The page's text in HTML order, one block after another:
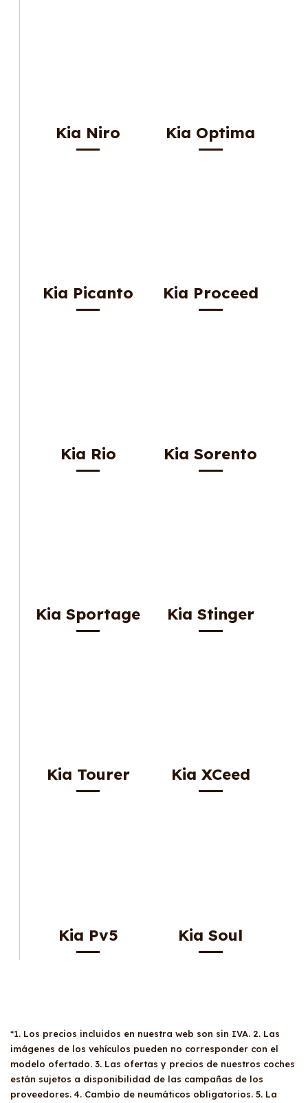
Kia Niro Kia Optima
Kia Picanto Kia Proceed
Kia Rio Kia Sorento
Kia Sportage Kia Stinger
Kia Tourer Kia XCeed
Kia Pv5 Kia Soul
*1. Los precios incluidos en nuestra web son sin IVA. 2. Las
imágenes de los vehículos pueden no corresponder con el
modelo ofertado. 3. Las ofertas y precios de nuestros coches
están sujetos a disponibilidad de las campañas de los
proveedores. 4. Cambio de neumáticos obligatorios. 5. La